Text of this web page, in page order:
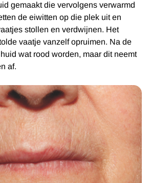
gemaakt die vervolgens verwarmd
de eiwitten op die plek uit en
stollen en verdwijnen. Het
vaatje vanzelf opruimen. Na de
wat rood worden, maar dit neemt
af.